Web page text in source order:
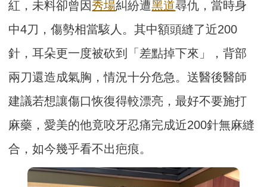
紅，未料卻曾因秀場糾紛遭黑道尋仇，當時身
中4刀，傷勢相當駭人。其中額頭縫了近200
針，耳朵更一度被砍到「差點掉下來」，背部
兩刀還造成氣胸，情況十分危急。送醫後醫師
建議若想讓傷口恢復得較漂亮，最好不要施打
麻藥，愛美的他竟咬牙忍痛完成近200針無麻縫
合，如今幾乎看不出疤痕。